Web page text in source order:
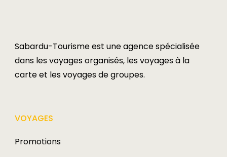
Sabardu-Tourisme est une agence spécialisée
dans les voyages organisés, les voyages à la
carte et les voyages de groupes.​
VOYAGES​
Promotions